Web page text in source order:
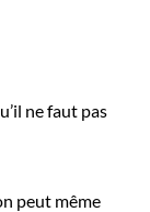
ne faut pas
peut même